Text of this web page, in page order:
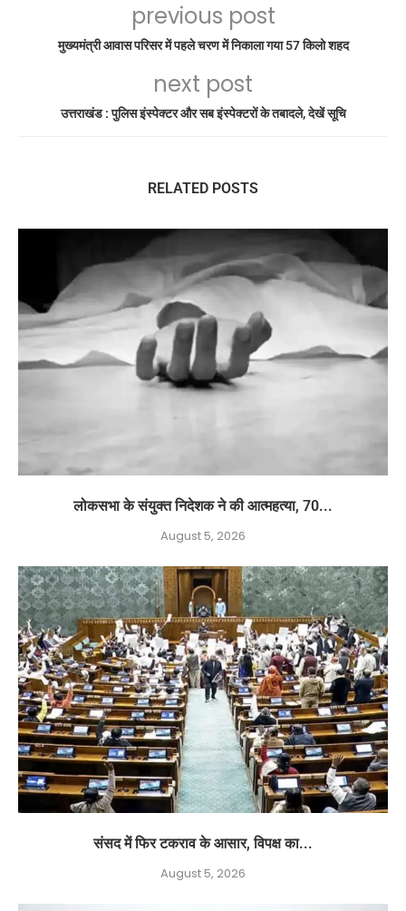
previous post
मुख्यमंत्री आवास परिसर में पहले चरण में निकाला गया 57 किलो शहद
next post
उत्तराखंड : पुलिस इंस्पेक्टर और सब इंस्पेक्टरों के तबादले, देखें सूचि
RELATED POSTS
लोकसभा के संयुक्त निदेशक ने की आत्महत्या, 70...
August 5, 2026
संसद में फिर टकराव के आसार, विपक्ष का...
August 5, 2026